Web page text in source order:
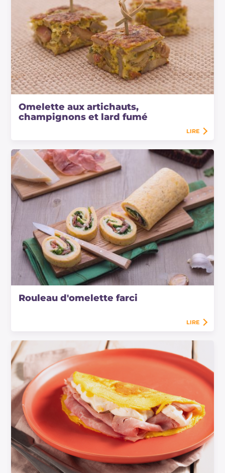
Omelette aux artichauts,
champignons et lard fumé
LIRE
Rouleau d'omelette farci
LIRE